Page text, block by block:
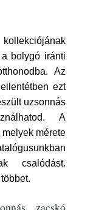
bolygó iránti
Az
ezt
uzsonnás
A
mérete
csalódást.
zacskó